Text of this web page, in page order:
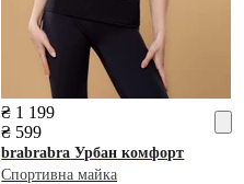
₴ 1 199
₴ 599
brabrabra Урбан комфорт
Спортивна майка